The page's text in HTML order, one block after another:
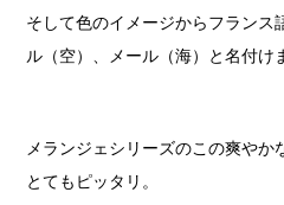
そして色のイメージからフランス
ル（空）、メール（海）と名付け
メランジェシリーズのこの爽やか
とてもピッタリ。